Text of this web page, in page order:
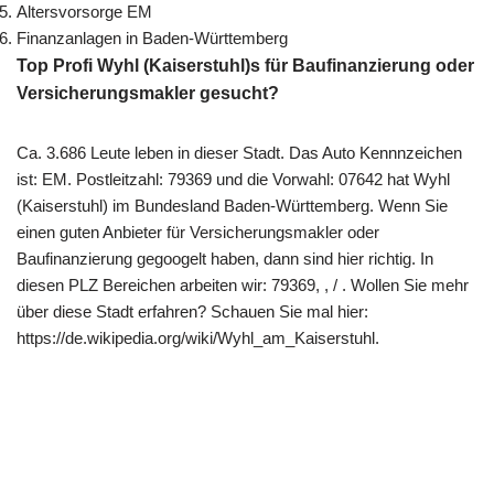
Altersvorsorge EM
Finanzanlagen in Baden-Württemberg
Top Profi Wyhl (Kaiserstuhl)s für Baufinanzierung oder
Versicherungsmakler gesucht?
Ca. 3.686 Leute leben in dieser Stadt. Das Auto Kennnzeichen
ist: EM. Postleitzahl: 79369 und die Vorwahl: 07642 hat Wyhl
(Kaiserstuhl) im Bundesland Baden-Württemberg. Wenn Sie
einen guten Anbieter für Versicherungsmakler oder
Baufinanzierung gegoogelt haben, dann sind hier richtig. In
diesen PLZ Bereichen arbeiten wir: 79369, , / . Wollen Sie mehr
über diese Stadt erfahren? Schauen Sie mal hier:
https://de.wikipedia.org/wiki/Wyhl_am_Kaiserstuhl.